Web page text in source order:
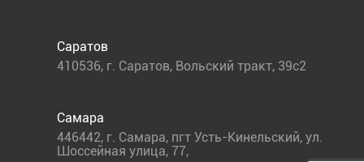
Саратов
410536, г. Саратов, Вольский тракт, 39с2
Самара
446442, г. Самара, пгт Усть-Кинельский, ул.
Шоссейная улица, 77,